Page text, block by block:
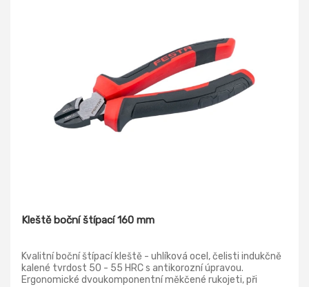
Kleště boční štípací 160 mm
Kvalitní boční štípací kleště - uhlíková ocel, čelisti indukčně
kalené tvrdost 50 - 55 HRC s antikorozní úpravou.
Ergonomické dvoukomponentní měkčené rukojeti, při